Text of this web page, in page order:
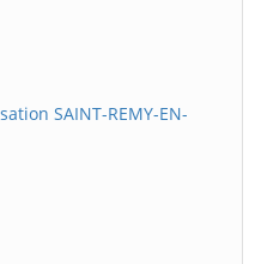
SAINT-REMY-EN-